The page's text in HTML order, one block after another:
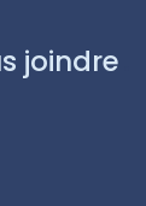
joindre